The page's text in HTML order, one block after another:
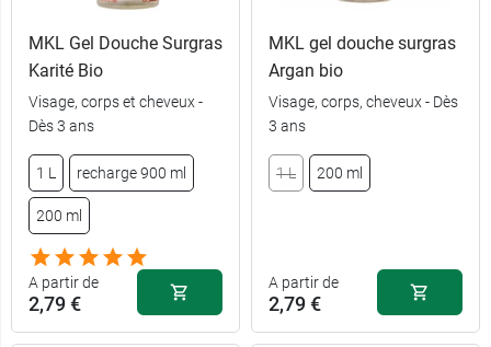
6,49 €
ml
5,59 €
MKL Gel Douche Surgras
Karité Bio
Visage, corps et cheveux -
Dès 3 ans
1 L recharge 900 ml
200 ml
A partir de
2,79 €
MKL gel douche surgras
Argan bio
Visage, corps, cheveux - Dès
3 ans
1 L 200 ml
A partir de
2,79 €